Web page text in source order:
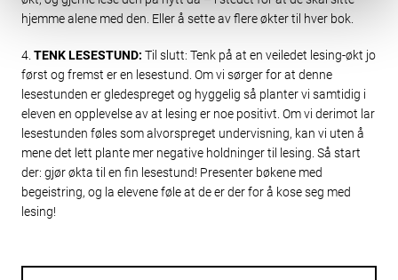
hjemme alene med den. Eller å sette av flere økter til hver bok.
4. TENK LESESTUND: Til slutt: Tenk på at en veiledet lesing-økt jo
først og fremst er en lesestund. Om vi sørger for at denne
lesestunden er gledespreget og hyggelig så planter vi samtidig i
eleven en opplevelse av at lesing er noe positivt. Om vi derimot lar
lesestunden føles som alvorspreget undervisning, kan vi uten å
mene det lett plante mer negative holdninger til lesing. Så start
der: gjør økta til en fin lesestund! Presenter bøkene med
begeistring, og la elevene føle at de er der for å kose seg med
lesing!